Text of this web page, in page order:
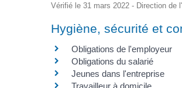
Vérifié le 31 mars 2022 - Direction de
Hygiène, sécurité et
Obligations de l'employeur
Obligations du salarié
Jeunes dans l'entreprise
Travailleur à domicile